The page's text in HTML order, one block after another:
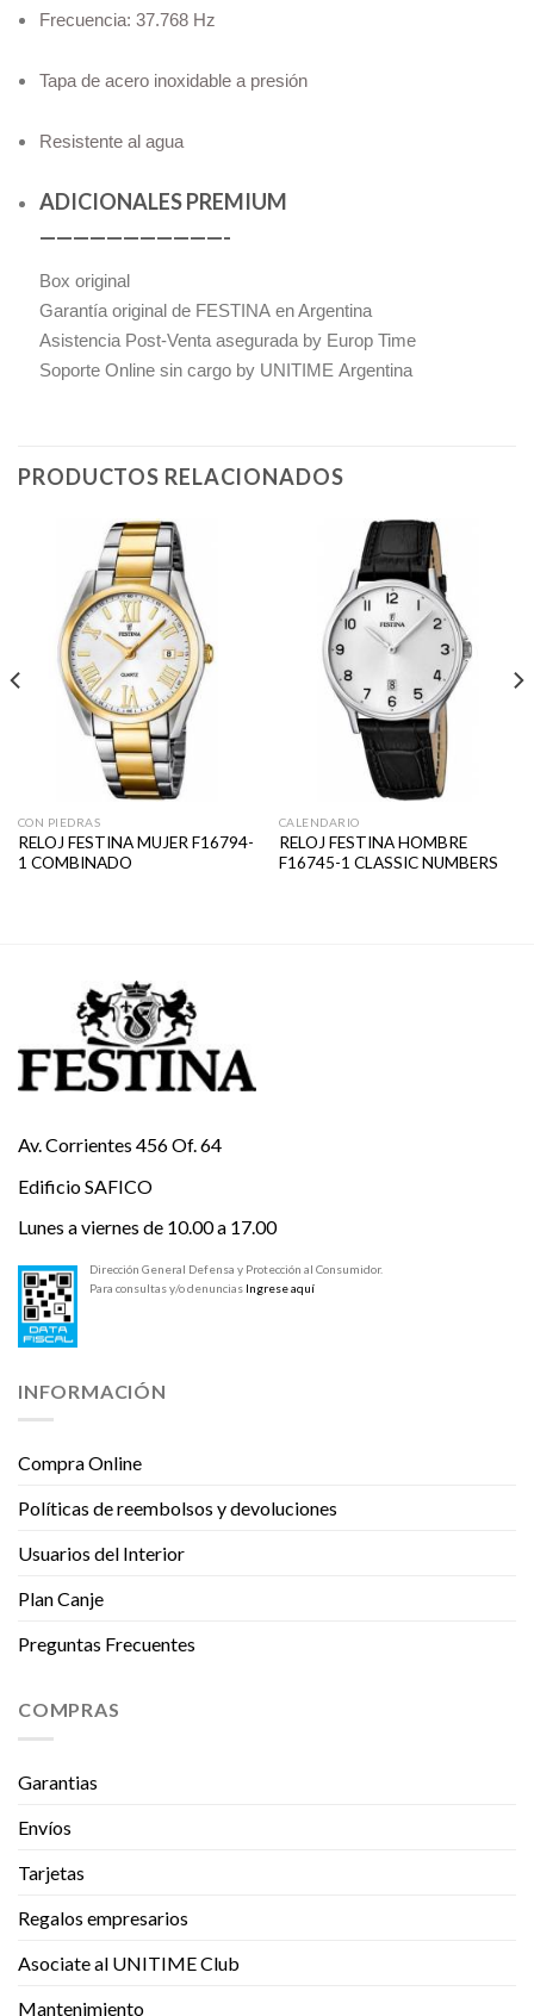
Frecuencia: 37.768 Hz
Tapa de acero inoxidable a presión
Resistente al agua
ADICIONALES PREMIUM
———————————-
Box original
Garantía original de FESTINA en Argentina
Asistencia Post-Venta asegurada by Europ Time
Soporte Online sin cargo by UNITIME Argentina
PRODUCTOS RELACIONADOS
CON PIEDRAS
RELOJ FESTINA MUJER F16794-
1 COMBINADO
CALENDARIO
RELOJ FESTINA HOMBRE
F16745-1 CLASSIC NUMBERS
Av. Corrientes 456 Of. 64
Edificio SAFICO
Lunes a viernes de 10.00 a 17.00
Dirección General Defensa y Protección al Consumidor.
Para consultas y/o denuncias Ingrese aquí
INFORMACIÓN
Compra Online
Políticas de reembolsos y devoluciones
Usuarios del Interior
Plan Canje
Preguntas Frecuentes
COMPRAS
Garantias
Envíos
Tarjetas
Regalos empresarios
Asociate al UNITIME Club
Mantenimiento